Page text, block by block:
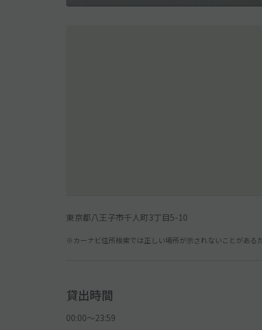
東京都八王子市千人町3丁目5-10
※カーナビ住所検索では正しい場所が示されないことがある
貸出時間
00:00〜23:59